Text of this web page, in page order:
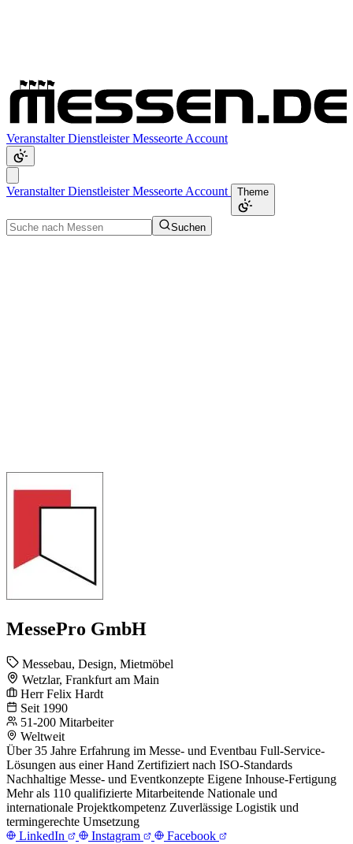
VeranstalterDienstleisterMesseorte Account
VeranstalterDienstleisterMesseorte Account Theme
Suchen
MessePro GmbH
Messebau, Design, Mietmöbel
Wetzlar, Frankfurt am Main
Herr Felix Hardt
Seit 1990
51-200 Mitarbeiter
Weltweit
Über 35 Jahre Erfahrung im Messe- und Eventbau Full-Service-
Lösungen aus einer Hand Zertifiziert nach ISO-Standards
Nachhaltige Messe- und Eventkonzepte Eigene Inhouse-Fertigung
Mehr als 110 qualifizierte Mitarbeitende Nationale und
internationale Projektkompetenz Zuverlässige Logistik und
termingerechte Umsetzung
LinkedIn
Instagram
Facebook